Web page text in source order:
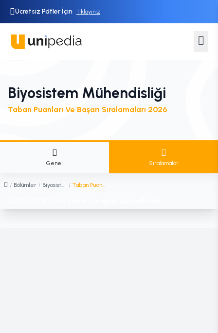
Ücretsiz Pdfler İçin Tıklayınız
Biyosistem Mühendisliği
Taban Puanları Ve Başarı Sıralamaları 2026
Genel Sıralamalar
/ Bölümler / Biyosistem Mühendisliği / Taban Puanları ve Sıralamaları